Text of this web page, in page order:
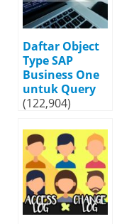
Daftar Object
Type SAP
Business One
untuk Query
(122,904)